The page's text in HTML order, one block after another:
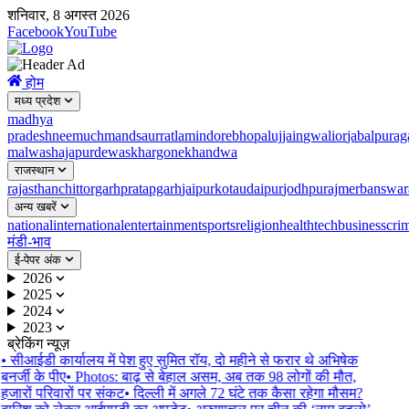
शनिवार, 8 अगस्त 2026
FacebookYouTube
होम
मध्य प्रदेश
madhya
pradeshneemuchmandsaurratlamindorebhopalujjaingwaliorjabalpur
malwashajapurdewaskhargonekhandwa
राजस्थान
rajasthanchittorgarhpratapgarhjaipurkotaudaipurjodhpurajmer
अन्य खबरें
nationalinternationalentertainmentsportsreligionhealthtechbusiness
मंडी-भाव
ई-पेपर अंक
2026
2025
2024
2023
ब्रेकिंग न्यूज़
• सीआईडी ​​कार्यालय में पेश हुए सुमित रॉय, दो महीने से फरार थे अभिषेक
बनर्जी के पीए• Photos: बाढ़ से बेहाल असम, अब तक 98 लोगों की मौत,
हजारों परिवारों पर संकट• दिल्ली में अगले 72 घंटे तक कैसा रहेगा मौसम?